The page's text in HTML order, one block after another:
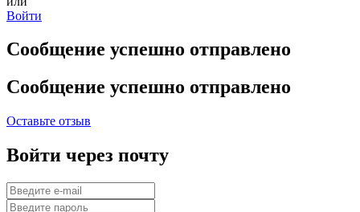
Войти
Сообщение успешно отправлено
Сообщение успешно отправлено
Оставьте отзыв
Войти через почту